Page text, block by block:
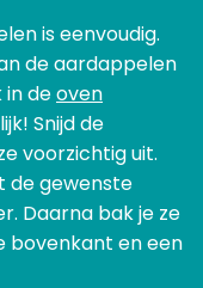
is eenvoudig.
de aardappelen
in deoven
Snijd de
voorzichtig uit.
de gewenste
Daarna bak je ze
bovenkant en een